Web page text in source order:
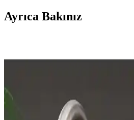
Ayrıca Bakınız
Kullanıcı Deneyimleri
sağlar. Güvenlik, kolay temizlik ve
avantajlarıyla öne çıkar. Uygun tencere
tercihine dikkat edilmelidir.